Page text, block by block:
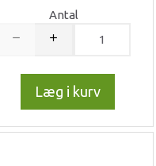
Antal
Læg i kurv